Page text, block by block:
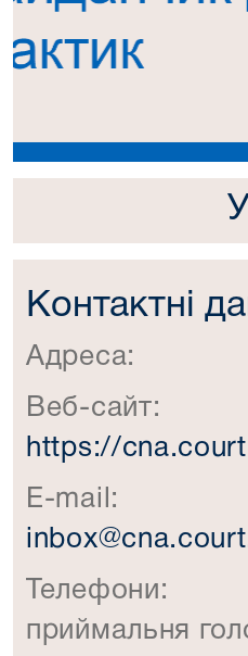
Контактні
Адреса:
Веб-сайт:
https://
E-mail:
Телефони:
приймальня